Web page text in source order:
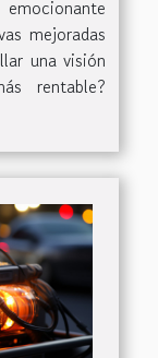
mejoradas
una visión
rentable?